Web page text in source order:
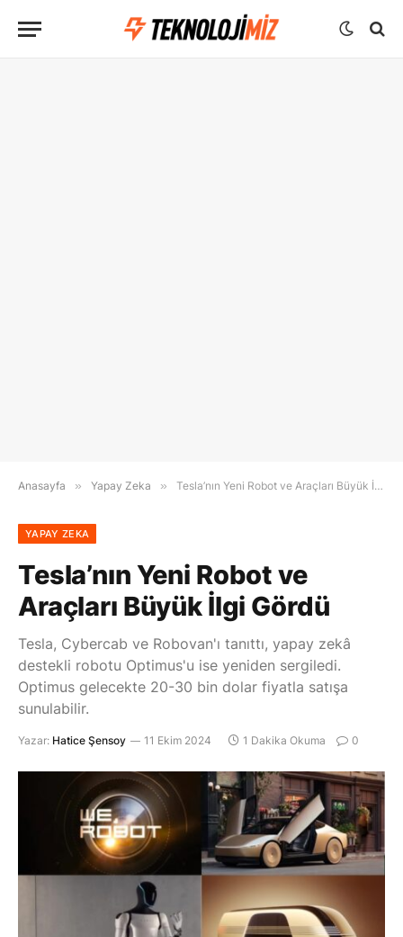
Anasayfa » Yapay Zeka » Tesla’nın Yeni Robot ve Araçları Büyük İlgi Gördü
YAPAY ZEKA
Tesla’nın Yeni Robot ve
Araçları Büyük İlgi Gördü
Tesla, Cybercab ve Robovan'ı tanıttı, yapay zekâ
destekli robotu Optimus'u ise yeniden sergiledi.
Optimus gelecekte 20-30 bin dolar fiyatla satışa
sunulabilir.
Yazar: Hatice Şensoy 11 Ekim 2024 1 Dakika Okuma 0